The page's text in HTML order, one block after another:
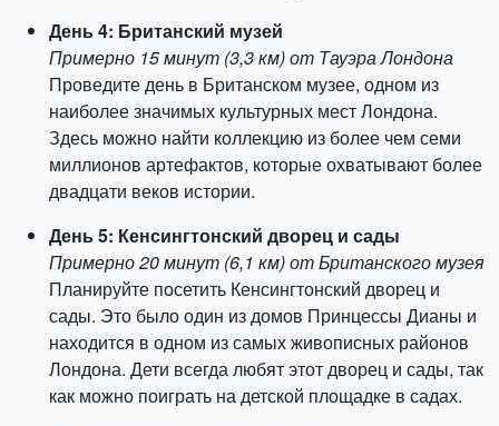
День 4: Британский музей
Примерно 15 минут (3,3 км) от Тауэра Лондона
Проведите день в Британском музее, одном из
наиболее значимых культурных мест Лондона.
Здесь можно найти коллекцию из более чем семи
миллионов артефактов, которые охватывают более
двадцати веков истории.
День 5: Кенсингтонский дворец и сады
Примерно 20 минут (6,1 км) от Британского музея
Планируйте посетить Кенсингтонский дворец и
сады. Это было один из домов Принцессы Дианы и
находится в одном из самых живописных районов
Лондона. Дети всегда любят этот дворец и сады, так
как можно поиграть на детской площадке в садах.